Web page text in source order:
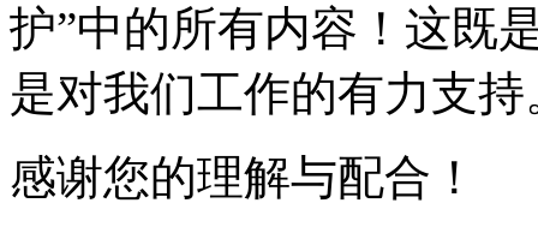
护”中的所有内容！这既
是对我们工作的有力支持
感谢您的理解与配合！